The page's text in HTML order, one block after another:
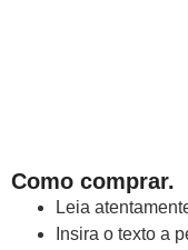
Como comprar.
Leia
Insira o texto a